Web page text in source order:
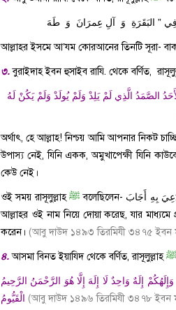
فِي ” البَقَرَةِ وَ آلِ عِمرَانَ وَ طَهَ
আল্লাহর ইসমে আ’যম কোরআনের তিনটি সূরা-
৩.বুরাইদাহ ইবন হুসাইব রাযি. থেকে বর্ণিত,
الصَّمَدُ الَّذِي لَمْ يَلِدْ وَلَمْ يُولَدْ وَلَمْ يَكُنْ لَهُ
অর্থাৎ, হে আল্লাহ! নিশ্চয় আমি আপনার নিকট
উপাস্য নেই, যিনি একক, অমুখাপেক্ষী যিনি
কেউ নেই।
ওই সময় রাসূলুল্লাহﷺ বলেছিলেন- بِهِ أَجَابَ
আল্লাহর ওই নাম নিয়ে দোয়া করেছ, যার
করেন। (আবু দাউদ ১৪৯৩ তিরমিযী ৩৪৭৫ ইবন
৪.আসমা বিনত ইয়াযিদ থেকে বর্ণিত, রাসূলুল্লাহﷺ
(আবু দাউদ ১৪৯৬ তিরমিযী ৩৪৭৮ ইবন